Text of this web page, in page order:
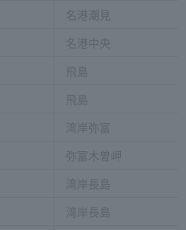
名港潮見
名港中央
飛島
飛島
湾岸弥富
弥富木曽岬
湾岸長島
湾岸長島